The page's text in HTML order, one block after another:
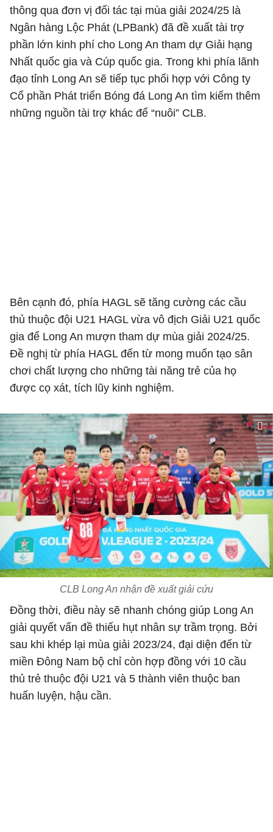
thông qua đơn vị đối tác tại mùa giải 2024/25 là
Ngân hàng Lộc Phát (LPBank) đã đề xuất tài trợ
phần lớn kinh phí cho Long An tham dự Giải hạng
Nhất quốc gia và Cúp quốc gia. Trong khi phía lãnh
đạo tỉnh Long An sẽ tiếp tục phối hợp với Công ty
Cổ phần Phát triển Bóng đá Long An tìm kiếm thêm
những nguồn tài trợ khác để “nuôi” CLB.
Bên cạnh đó, phía HAGL sẽ tăng cường các cầu
thủ thuộc đội U21 HAGL vừa vô địch Giải U21 quốc
gia để Long An mượn tham dự mùa giải 2024/25.
Đề nghị từ phía HAGL đến từ mong muốn tạo sân
chơi chất lượng cho những tài năng trẻ của họ
được cọ xát, tích lũy kinh nghiệm.
CLB Long An nhận đề xuất giải cứu
Đồng thời, điều này sẽ nhanh chóng giúp Long An
giải quyết vấn đề thiếu hụt nhân sự trầm trọng. Bởi
sau khi khép lại mùa giải 2023/24, đại diện đến từ
miền Đông Nam bộ chỉ còn hợp đồng với 10 cầu
thủ trẻ thuộc đội U21 và 5 thành viên thuộc ban
huấn luyện, hậu cần.